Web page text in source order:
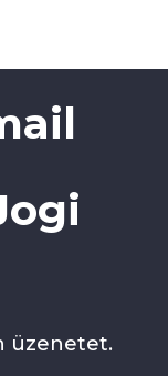
üzenetet.